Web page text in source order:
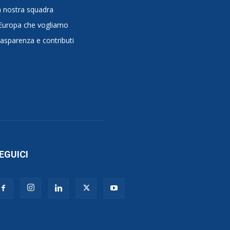
nostra squadra
che vogliamo
e contributi